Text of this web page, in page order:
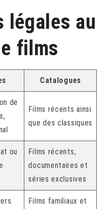
légales au
films
Catalogues
de
Films récents ainsi
que des classiques
ou
Films récents,
documentaires et
séries exclusives
Films familiaux et